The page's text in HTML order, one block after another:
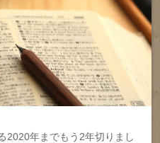
2020年までもう2年切りまし